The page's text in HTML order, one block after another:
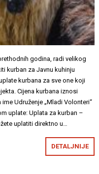
godina, radi velikog
kurban za Javnu kuhinju
kurbana za sve one koji
Cijena kurbana iznosi
Udruženje „Mladi Volonteri“
uplate: Uplata za kurban –
uplatiti direktno u…
DETALJNIJE